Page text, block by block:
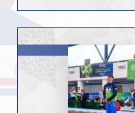
emelkedett ki, aki
Egyéni eredmények:
• Tomcsányi Benedek,
• Tomcsányi Benedek,
• Molnár Botond,
• Kiss Marcell, nyújtó,